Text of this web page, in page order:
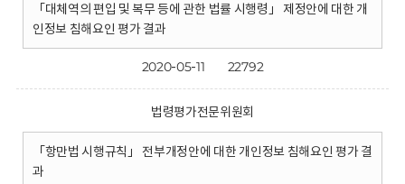
「대체역의 편입 및 복무 등에 관한 법률 시행령」 제정안에 대한 개
인정보 침해요인 평가 결과
2020-05-11 22792
법령평가전문위원회
「항만법 시행규칙」 전부개정안에 대한 개인정보 침해요인 평가 결
과